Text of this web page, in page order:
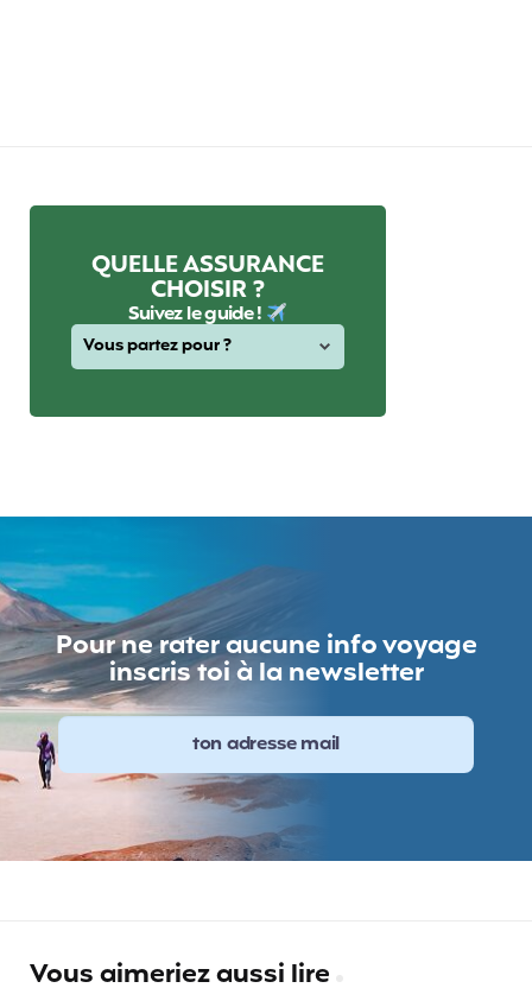
QUELLE ASSURANCE
CHOISIR ?
Suivez le guide !
Pour ne rater aucune info voyage
inscris toi à la newsletter
Vous aimeriez aussi lire